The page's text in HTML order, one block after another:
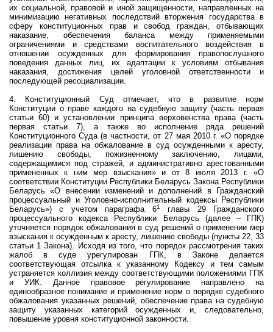
их социальной, правовой и иной защищенности, направленных на
минимизацию негативных последствий вторжения государства в
сферу конституционных прав и свобод граждан, отбывающих
наказание, обеспечения баланса между применяемыми
ограничениями и средствами воспитательного воздействия в
отношении осужденных для формирования правопослушного
поведения данных лиц, их адаптации к условиям отбывания
наказания, достижения целей уголовной ответственности и
последующей ресоциализации.
4. Конституционный Суд отмечает, что в развитие норм
Конституции о праве каждого на судебную защиту (часть первая
статьи 60) и установлении принципа верховенства права (часть
первая статьи 7), а также во исполнение ряда решений
Конституционного Суда (в частности, от 27 мая 2010 г. «О порядке
реализации права на обжалование в суд осужденными к аресту,
лишению свободы, пожизненному заключению, лицами,
содержащимися под стражей, и административно арестованными
примененных к ним мер взыскания» и от 8 июля 2013 г. «О
соответствии Конституции Республики Беларусь Закона Республики
Беларусь «О внесении изменений и дополнений в Гражданский
процессуальный и Уголовно-исполнительный кодексы Республики
Беларусь») с учетом параграфа 61
главы 29 Гражданского
процессуального кодекса Республики Беларусь (далее – ГПК)
уточняется порядок обжалования в суд решений о применении мер
взыскания к осужденным к аресту, лишению свободы (пункты 22, 33
статьи 1 Закона). Исходя из того, что порядок рассмотрения таких
жалоб в суде урегулирован ГПК, в Законе делается
соответствующая отсылка к указанному Кодексу и тем самым
устраняется коллизия между соответствующими положениями ГПК
и УИК. Данное правовое регулирование направлено на
единообразное понимание и применение норм о порядке судебного
обжалования указанных решений, обеспечение права на судебную
защиту указанных категорий осужденных и, следовательно,
повышение уровня конституционной законности.